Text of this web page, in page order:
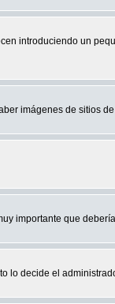
introduciendo un
imágenes de sitios
importante que
lo decide el